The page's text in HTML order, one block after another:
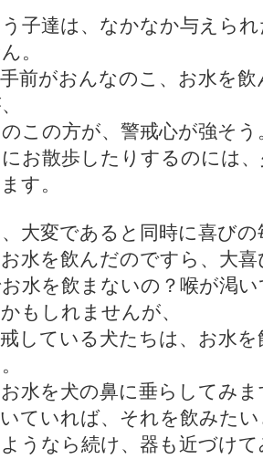
子達は、なかなか与えら
。
前がおんなのこ、お水を
この方が、警戒心が強そう
お散歩したりするのには
す。
大変であると同時に喜びの
水を飲んだのですら、大
水を飲まないの？喉が渇
もしれませんが、
している犬たちは、お水
水を犬の鼻に垂らしてみ
ていれば、それを飲みた
うなら続け、器も近づけ